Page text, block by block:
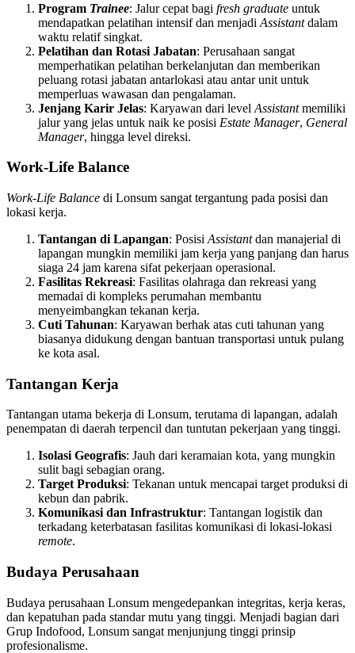
Program Trainee: Jalur cepat bagi fresh graduate untuk
mendapatkan pelatihan intensif dan menjadi Assistantdalam
waktu relatif singkat.
Pelatihan dan Rotasi Jabatan: Perusahaan sangat
memperhatikan pelatihan berkelanjutan dan memberikan
peluang rotasi jabatan antarlokasi atau antar unit untuk
memperluas wawasan dan pengalaman.
Jenjang Karir Jelas: Karyawan dari level Assistantmemiliki
jalur yang jelas untuk naik ke posisi Estate Manager, General
Manager, hingga level direksi.
Work-Life Balance
Work-Life Balance di Lonsum sangat tergantung pada posisi dan
lokasi kerja.
Tantangan di Lapangan: Posisi Assistantdan manajerial di
lapangan mungkin memiliki jam kerja yang panjang dan harus
siaga 24 jam karena sifat pekerjaan operasional.
Fasilitas Rekreasi: Fasilitas olahraga dan rekreasi yang
memadai di kompleks perumahan membantu
menyeimbangkan tekanan kerja.
Cuti Tahunan: Karyawan berhak atas cuti tahunan yang
biasanya didukung dengan bantuan transportasi untuk pulang
ke kota asal.
Tantangan Kerja
Tantangan utama bekerja di Lonsum, terutama di lapangan, adalah
penempatan di daerah terpencil dan tuntutan pekerjaan yang tinggi.
Isolasi Geografis: Jauh dari keramaian kota, yang mungkin
sulit bagi sebagian orang.
Target Produksi: Tekanan untuk mencapai target produksi di
kebun dan pabrik.
Komunikasi dan Infrastruktur: Tantangan logistik dan
terkadang keterbatasan fasilitas komunikasi di lokasi-lokasi
remote.
Budaya Perusahaan
Budaya perusahaan Lonsum mengedepankan integritas, kerja keras,
dan kepatuhan pada standar mutu yang tinggi. Menjadi bagian dari
Grup Indofood, Lonsum sangat menjunjung tinggi prinsip
profesionalisme.